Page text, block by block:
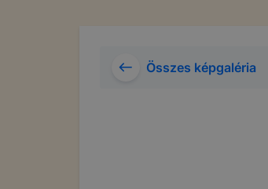
Összes képgaléria